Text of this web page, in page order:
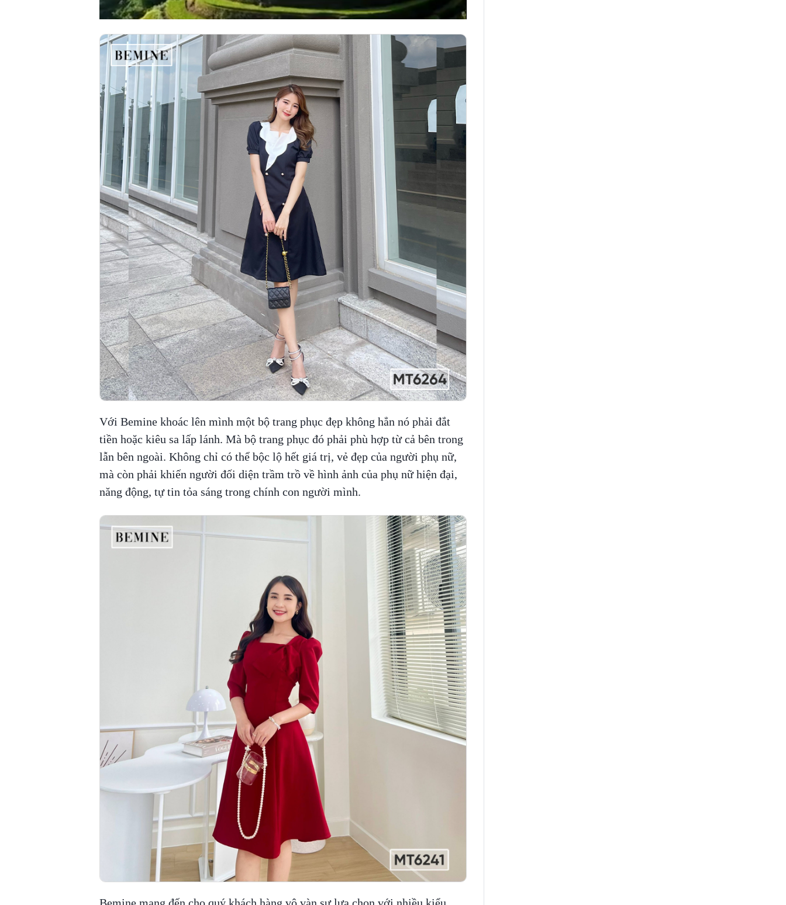
Với Bemine khoác lên mình một bộ trang phục đẹp không hẳn nó phải đắt
tiền hoặc kiêu sa lấp lánh. Mà bộ trang phục đó phải phù hợp từ cả bên trong
lẫn bên ngoài. Không chỉ có thể bộc lộ hết giá trị, vẻ đẹp của người phụ nữ,
mà còn phải khiến người đối diện trầm trồ về hình ảnh của phụ nữ hiện đại,
năng động, tự tin tỏa sáng trong chính con người mình.